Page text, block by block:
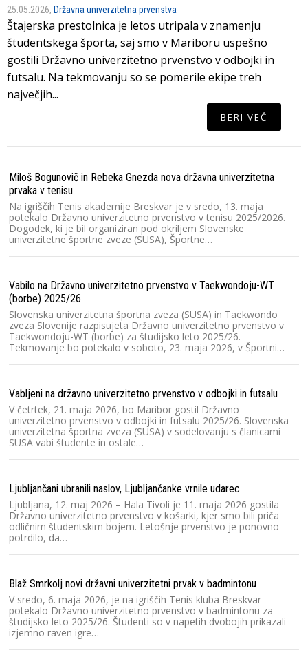
25.05.2026, Državna univerzitetna prvenstva
Štajerska prestolnica je letos utripala v znamenju
študentskega športa, saj smo v Mariboru uspešno
gostili Državno univerzitetno prvenstvo v odbojki in
futsalu. Na tekmovanju so se pomerile ekipe treh
največjih...
BERI VEČ
Miloš Bogunovič in Rebeka Gnezda nova državna univerzitetna
prvaka v tenisu
Na igriščih Tenis akademije Breskvar je v sredo, 13. maja
potekalo Državno univerzitetno prvenstvo v tenisu 2025/2026.
Dogodek, ki je bil organiziran pod okriljem Slovenske
univerzitetne športne zveze (SUSA), Športne…
Vabilo na Državno univerzitetno prvenstvo v Taekwondoju-WT
(borbe) 2025/26
Slovenska univerzitetna športna zveza (SUSA) in Taekwondo
zveza Slovenije razpisujeta Državno univerzitetno prvenstvo v
Taekwondoju-WT (borbe) za študijsko leto 2025/26.
Tekmovanje bo potekalo v soboto, 23. maja 2026, v Športni…
Vabljeni na državno univerzitetno prvenstvo v odbojki in futsalu
V četrtek, 21. maja 2026, bo Maribor gostil Državno
univerzitetno prvenstvo v odbojki in futsalu 2025/26. Slovenska
univerzitetna športna zveza (SUSA) v sodelovanju s članicami
SUSA vabi študente in ostale…
Ljubljančani ubranili naslov, Ljubljančanke vrnile udarec
Ljubljana, 12. maj 2026 – Hala Tivoli je 11. maja 2026 gostila
Državno univerzitetno prvenstvo v košarki, kjer smo bili priča
odličnim študentskim bojem. Letošnje prvenstvo je ponovno
potrdilo, da…
Blaž Smrkolj novi državni univerzitetni prvak v badmintonu
V sredo, 6. maja 2026, je na igriščih Tenis kluba Breskvar
potekalo Državno univerzitetno prvenstvo v badmintonu za
študijsko leto 2025/26. Študenti so v napetih dvobojih prikazali
izjemno raven igre…
V